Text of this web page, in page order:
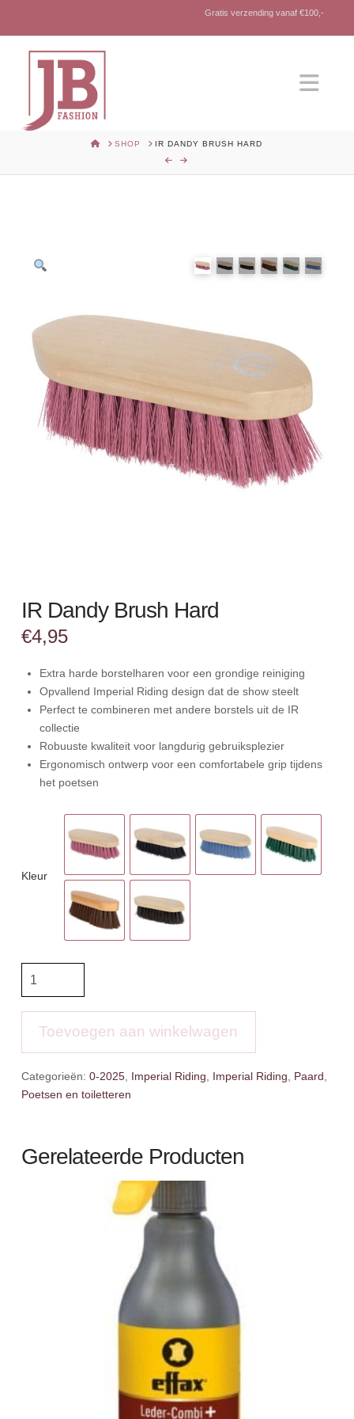
Gratis verzending vanaf €100,-
HOMESHOP IR DANDY BRUSH HARD
IR Dandy Brush Hard
€4,95
Extra harde borstelharen voor een grondige reiniging
Opvallend Imperial Riding design dat de show steelt
Perfect te combineren met andere borstels uit de IR
collectie
Robuuste kwaliteit voor langdurig gebruiksplezier
Ergonomisch ontwerp voor een comfortabele grip tijdens
het poetsen
Kleur
HardToevoegen aan winkelwagen
Categorieën: 0-2025, Imperial Riding Imperial Riding Paard
Poetsen en toiletteren
Gerelateerde Producten